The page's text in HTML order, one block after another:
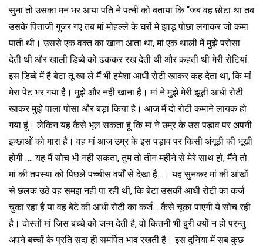
सुना तो उसका मन भर आया पति ने पत्नी को बताया कि “जब वह छोटा था तब
उसके पिताजी गुजर गए तब मां मोहल्ले के घरों मे झाडू पोछा लगाकर जो कमा
पाती थी। उससे एक वक्त का खाना आता था, मां एक थाली में मुझे परोसा
देती थी और खाली डिब्बे को ढककर रख देती थी और कहती थी मेरी रोटियां
इस डिब्बे में है बेटा तू खा ले मैं भी हमेशा आधी रोटी खाकर कह देता था, कि मां
मेरा पेट भर गया है। मुझे और नही खाना है। मां ने मुझे मेरी झूठी आधी रोटी
खाकर मुझे पाला पोसा और बड़ा किया है। आज मैं दो रोटी कमाने लायक हो
गया हूं। लेकिन यह कैसे भूल सकता हूं कि मां ने उम्र के उस पड़ाव पर अपनी
इच्छाओं को मारा है। वह मां आज उम्र के इस पड़ाव पर किसी अंगूठी की भूखी
होगी …. यह मैं सोच भी नही सकता, तुम तो तीन महीने से मेरे साथ हो, मैंने तो
मां की तपस्या को पिछले पच्चीस वर्षों से देखा है…। यह सुनकर मां की आंखों
से छलक उठे वह समझ नही पा रही थी, कि बेटा उसकी आधी रोटी का कर्ज
चुका रहा है या वह बेटे की आधी रोटी का कर्ज… कैसे चूका पाएगी ये सोच रही
है। दोस्तों मां जिस बच्चे को जन्म देती है, वो कितनी भी बुरी क्यों न हो परन्तु
अपने बच्चों के प्रति सदा ही समर्पित भाव रखती है। इस दुनिया में सब कुछ